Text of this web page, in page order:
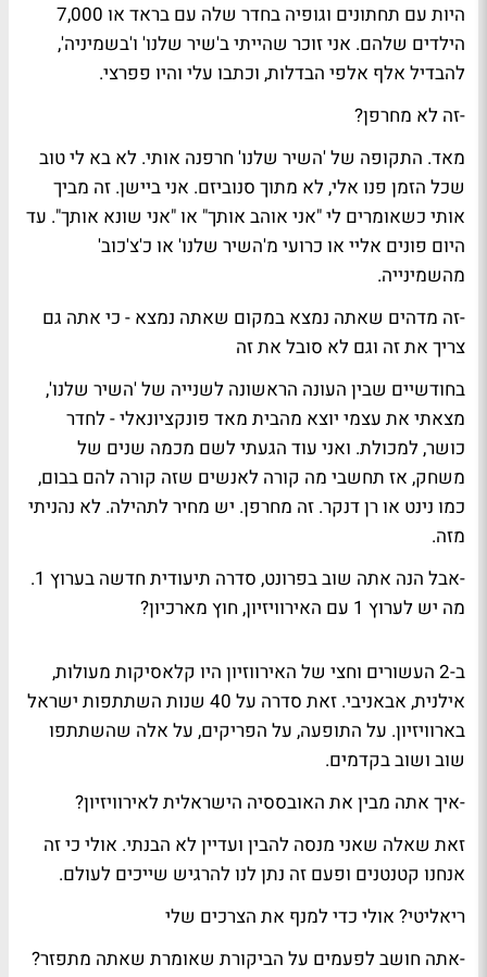
היות עם תחתונים וגופיה בחדר שלה עם בראד או 7,000
הילדים שלהם. אני זוכר שהייתי ב'שיר שלנו' ו'בשמיניה',
להבדיל אלף אלפי הבדלות, וכתבו עלי והיו פפרצי.
-זה לא מחרפן?
מאד. התקופה של 'השיר שלנו' חרפנה אותי. לא בא לי טוב
שכל הזמן פנו אלי, לא מתוך סנוביזם. אני ביישן. זה מביך
אותי כשאומרים לי "אני אוהב אותך" או "אני שונא אותך". עד
היום פונים אליי או כרועי מ'השיר שלנו' או כ'צ'כוב'
מהשמינייה.
-זה מדהים שאתה נמצא במקום שאתה נמצא - כי אתה גם
צריך את זה וגם לא סובל את זה
בחודשיים שבין העונה הראשונה לשנייה של 'השיר שלנו',
מצאתי את עצמי יוצא מהבית מאד פונקציונאלי - לחדר
כושר, למכולת. ואני עוד הגעתי לשם מכמה שנים של
משחק, אז תחשבי מה קורה לאנשים שזה קורה להם בבום,
כמו נינט או רן דנקר. זה מחרפן. יש מחיר לתהילה. לא נהניתי
מזה.
-אבל הנה אתה שוב בפרונט, סדרה תיעודית חדשה בערוץ 1.
מה יש לערוץ 1 עם האירוויזיון, חוץ מארכיון?
ב-2 העשורים וחצי של האירווזיון היו קלאסיקות מעולות,
אילנית, אבאניבי. זאת סדרה על 40 שנות השתתפות ישראל
בארוויזיון. על התופעה, על הפריקים, על אלה שהשתתפו
שוב ושוב בקדמים.
-איך אתה מבין את האובססיה הישראלית לאירוויזיון?
זאת שאלה שאני מנסה להבין ועדיין לא הבנתי. אולי כי זה
אנחנו קטנטנים ופעם זה נתן לנו להרגיש שייכים לעולם.
ריאליטי? אולי כדי למנף את הצרכים שלי
-אתה חושב לפעמים על הביקורת שאומרת שאתה מתפזר?